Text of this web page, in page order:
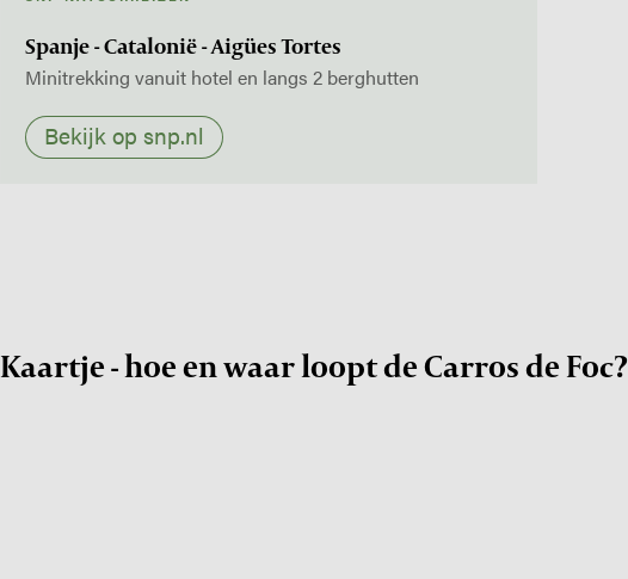
Spanje - Catalonië - Aigües Tortes
Minitrekking vanuit hotel en langs 2 berghutten
Bekijk op snp.nl
Kaartje - hoe en waar loopt de Carros de Foc?